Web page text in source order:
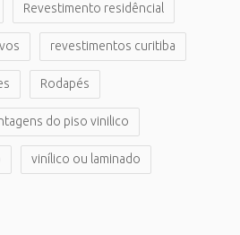
Revestimento residêncial
revestimentos curitiba
Rodapés
do piso vinilico
vinílico ou laminado